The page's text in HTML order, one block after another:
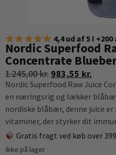
4,4 ud af 5 I
Nordic Superfood
Concentrate
1.245,00kr. 983,55 kr.
Nordic Superfood Raw Juice
en næringsrig og lækker
nordiske blåbær, denne juice
vitaminer, der styrker dit
Gratis fragt ved køb over
Ikke på lager